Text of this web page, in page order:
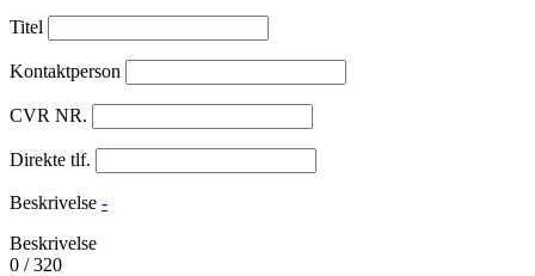
Titel
Kontaktperson
CVR NR.
Direkte tlf.
Beskrivelse -
Beskrivelse
0 /320